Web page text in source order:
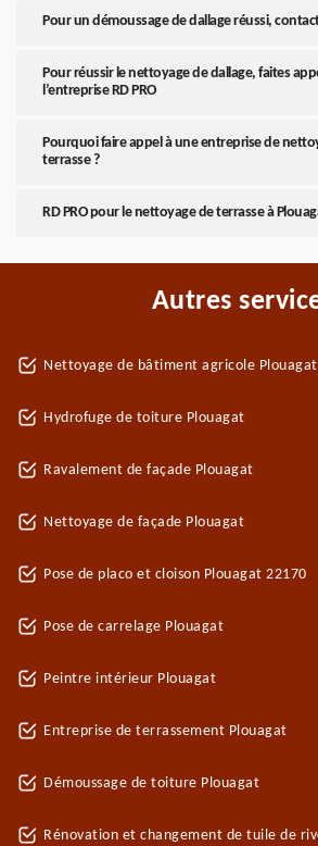
Pour un démoussage de dallage réussi,
Pour réussir le nettoyage de dallage, faites
l’entreprise RD PRO
Pourquoi faire appel à une entreprise de
terrasse ?
RD PRO pour le nettoyage de terrasse à
Autres
Nettoyage de bâtiment agricole Plouagat
Hydrofuge de toiture Plouagat
Ravalement de façade Plouagat
Nettoyage de façade Plouagat
Pose de placo et cloison Plouagat 22170
Pose de carrelage Plouagat
Peintre intérieur Plouagat
Entreprise de terrassement Plouagat
Démoussage de toiture Plouagat
Rénovation et changement de tuile de